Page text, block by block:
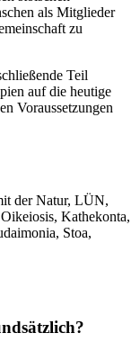
als Mitglieder
zu
Teil
auf die heutige
Voraussetzungen
der Natur, LÜN,
Kathekonta,
Stoa,